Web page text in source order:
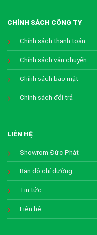
CHÍNH SÁCH CÔNG TY
Chính sách thanh toán
Chính sách vận chuyển
Chính sách bảo mật
Chính sách đổi trả
LIÊN HỆ
Showrom Đức Phát
Bản đồ chỉ đường
Tin tức
Liên hệ